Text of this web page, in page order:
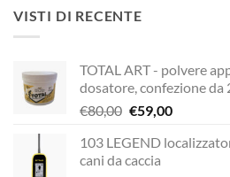
era:
€12,00.
VISTI DI RECENTE
TOTAL ART - polvere
dosatore, confezione da
€80,00 Il
originale
era:
€59,00Il
attuale
103 LEGEND
cani da caccia